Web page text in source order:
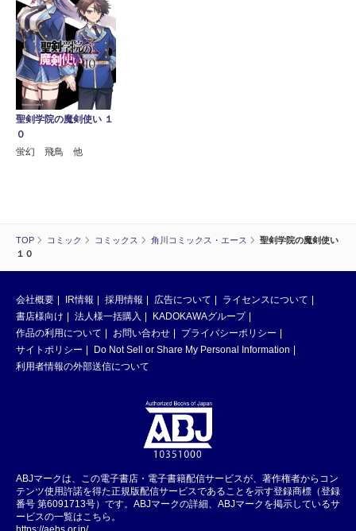
TOP コミック コミックス 角川コミックス・エース
聖剣学院の魔剣使い
１０
聖剣学院の魔剣使い １
０
蛍幻 飛鳥 他
会社概要 IR情報 採用情報 広告について
ライセンスについて
書店様向け
法人様一括購入
KADOKAWAグループ
作品の利用について
お問い合わせ
プライバシーポリシー
サイトポリシー
Do Not Sell or Share My Personal Information
利用者情報の外部送信について
ABJマークは、この電子書店・電子書籍配信サービスが、著作権者からコン
テンツ使用許諾を得た正規版配信サービスであることを示す登録商標（登録
番号 第6091713号）です。ABJマークの詳細、ABJマークを掲示しているサ
ービスの一覧はこちら。